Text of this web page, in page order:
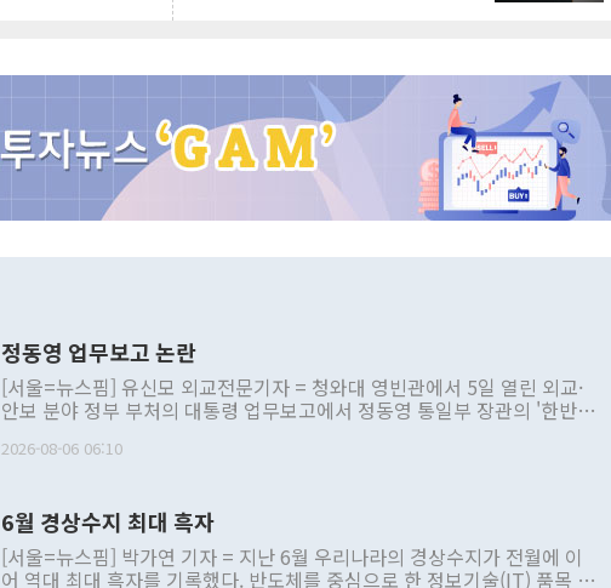
정동영 업무보고 논란
[서울=뉴스핌] 유신모 외교전문기자 = 청와대 영빈관에서 5일 열린 외교·
안보 분야 정부 부처의 대통령 업무보고에서 정동영 통일부 장관의 '한반도
발언 중에는 정부 내 조율을 거치지 않은 사안을 정책으로 추진하겠다고 공
주의적 희망에 근거한 비현실적 구상'이라는 비판을 내놨다. 그동안 정 장
관의 대북 정책 관련 발언이 물의를 빚은 적은 여러 번 있지만 대통령과 유
관 부처 장관이 공개적으로 부정적 입장을 표명한 것은 이례적이다. 정 장
2026-08-06 06:10
6월 경상수지 최대 흑자
[서울=뉴스핌] 박가연 기자 = 지난 6월 우리나라의 경상수지가 전월에 이
어 역대 최대 흑자를 기록했다. 반도체를 중심으로 한 정보기술(IT) 품목 수